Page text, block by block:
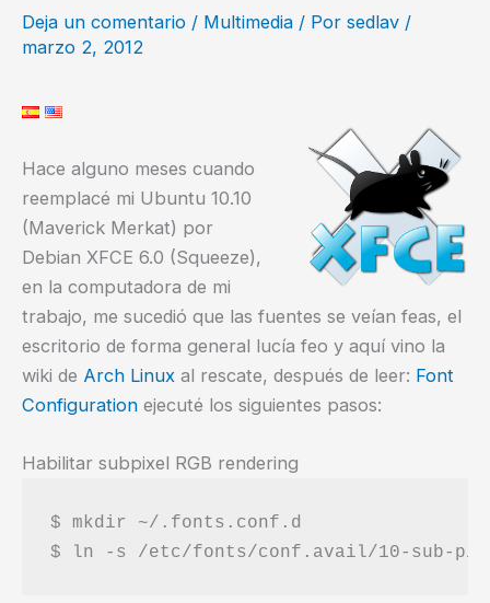
Deja un comentario / Multimedia / Por sedlav /
marzo 2, 2012
Hace alguno meses cuando
reemplacé mi Ubuntu 10.10
(Maverick Merkat) por
Debian XFCE 6.0 (Squeeze),
en la computadora de mi
trabajo, me sucedió que las fuentes se veían feas, el
escritorio de forma general lucía feo y aquí vino la
wiki de Arch Linux al rescate, después de leer: Font
Configuration ejecuté los siguientes pasos:
Habilitar subpixel RGB rendering
$ mkdir ~/.fonts.conf.d